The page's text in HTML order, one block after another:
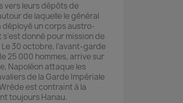
vers leurs dépôts de
de laquelle le général
déployé un corps austro-
donné pour mission de
30 octobre, l’avant-garde
25 000 hommes, arrive sur
Napoléon attaque les
de la Garde Impériale
est contraint à la
toujours Hanau.